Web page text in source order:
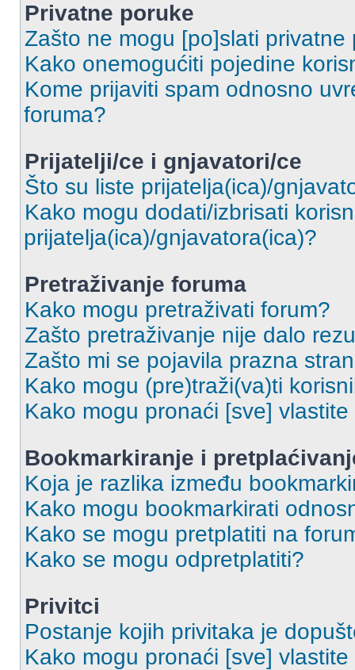
Privatne poruke
Zašto ne mogu [po]slati privatne
Kako onemogućiti pojedine
Kome prijaviti spam odnosno
foruma?
Prijatelji/ce i gnjavatori/ce
Što su liste prijatelja(ica)/
Kako mogu dodati/izbrisati
prijatelja(ica)/gnjavatora(ica)?
Pretraživanje foruma
Kako mogu pretraživati forum?
Zašto pretraživanje nije dalo
Zašto mi se pojavila prazna
Kako mogu (pre)traži(va)ti
Kako mogu pronaći [sve]
Bookmarkiranje i
Koja je razlika između
Kako mogu bookmarkirati
Kako se mogu pretplatiti na
Kako se mogu odpretplatiti?
Privitci
Postanje kojih privitaka je
Kako mogu pronaći [sve] vlastite